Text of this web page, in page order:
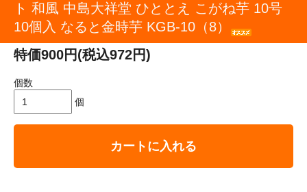
ト 和風 中島大祥堂 ひととえ こがね芋 10号
10個入 なると金時芋 KGB-10（8）
特価900円(税込972円)
個数
個
カートに入れる